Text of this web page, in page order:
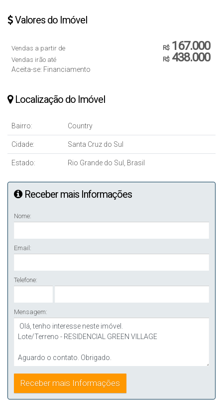
Valores do Imóvel
R$167.000
Vendas a partir de
R$438.000
Vendas irão até
Aceita-se: Financiamento
Localização do Imóvel
Bairro: Country
Cidade: Santa Cruz do Sul
Estado: Rio Grande do Sul, Brasil
Receber mais Informações
Nome:
Email:
Telefone:
Mensagem: